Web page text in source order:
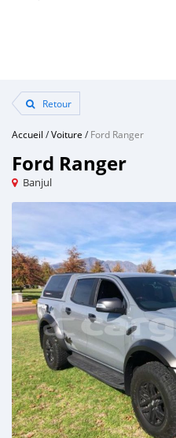
Retour
Accueil /Voiture /Ford Ranger
Ford Ranger
Banjul